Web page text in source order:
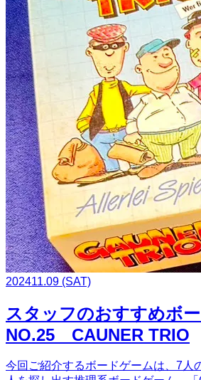
202411.09 (SAT)
スタッフのおすすめボ
NO.25 CAUNER TRIO
今回ご紹介するボードゲームは、7人